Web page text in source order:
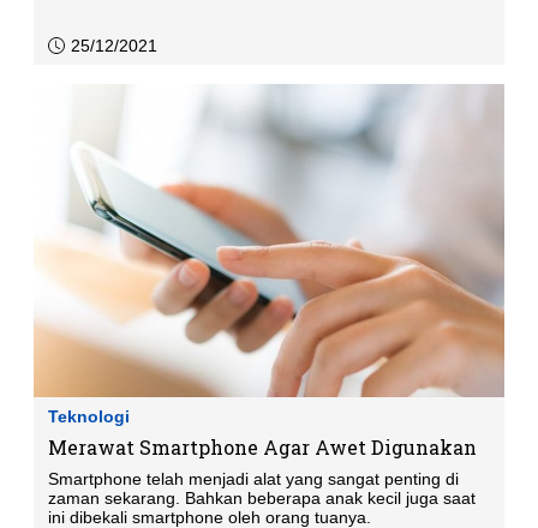
25/12/2021
Teknologi
Merawat Smartphone Agar Awet Digunakan
Smartphone telah menjadi alat yang sangat penting di
zaman sekarang. Bahkan beberapa anak kecil juga saat
ini dibekali smartphone oleh orang tuanya.